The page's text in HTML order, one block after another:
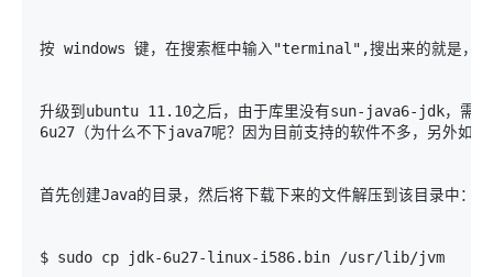
按 windows 键，在搜索框中输入"terminal",搜出来的就是，单
升级到ubuntu 11.10之后，由于库里没有sun-java6-jdk，需
6u27（为什么不下java7呢？因为目前支持的软件不多，另外如
首先创建Java的目录，然后将下载下来的文件解压到该目录中：
$ sudo cp jdk-6u27-linux-i586.bin /usr/lib/jvm